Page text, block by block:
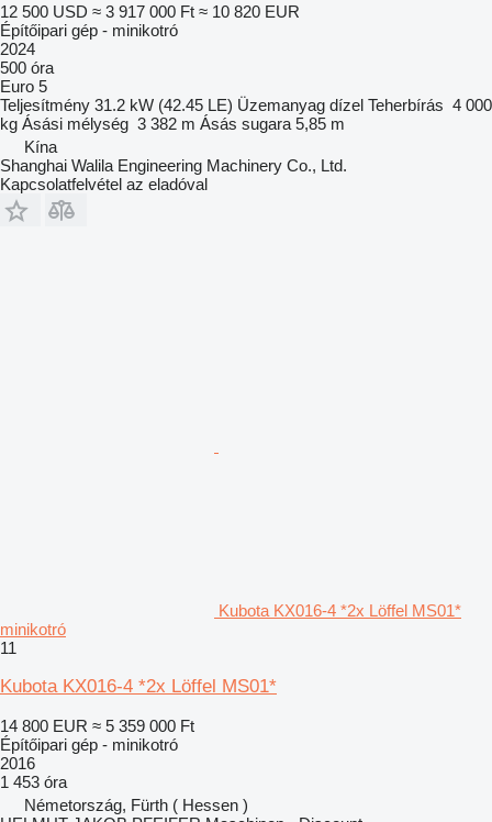
12 500 USD ≈ 3 917 000 Ft ≈ 10 820 EUR
Építőipari gép - minikotró
2024
500 óra
Euro 5
Teljesítmény 31.2 kW (42.45 LE) Üzemanyag dízel Teherbírás 4 000
kg Ásási mélység 3 382 m Ásás sugara 5,85 m
Kína
Shanghai Walila Engineering Machinery Co., Ltd.
Kapcsolatfelvétel az eladóval
Kubota KX016-4 *2x Löffel MS01*
minikotró
11
Kubota KX016-4 *2x Löffel MS01*
14 800 EUR ≈ 5 359 000 Ft
Építőipari gép - minikotró
2016
1 453 óra
Németország, Fürth ( Hessen )